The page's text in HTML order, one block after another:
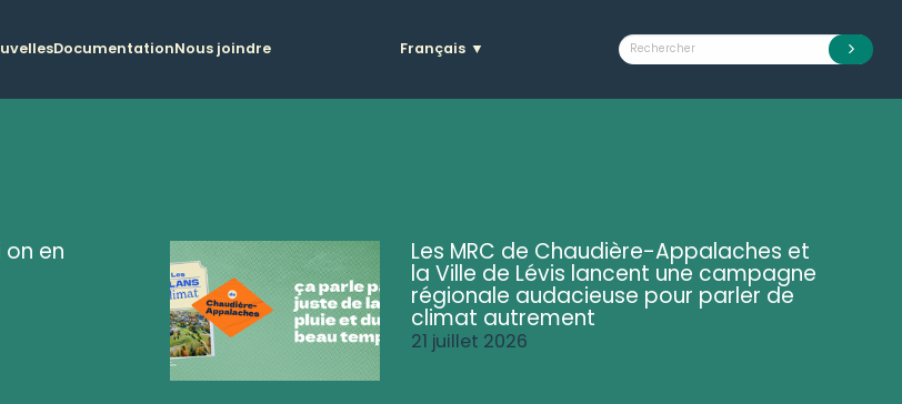
DocumentationNous joindre Français ▼
en Les MRC de Chaudière-Appalaches et
la Ville de Lévis lancent une campagne
régionale audacieuse pour parler de
climat autrement
21 juillet 2026